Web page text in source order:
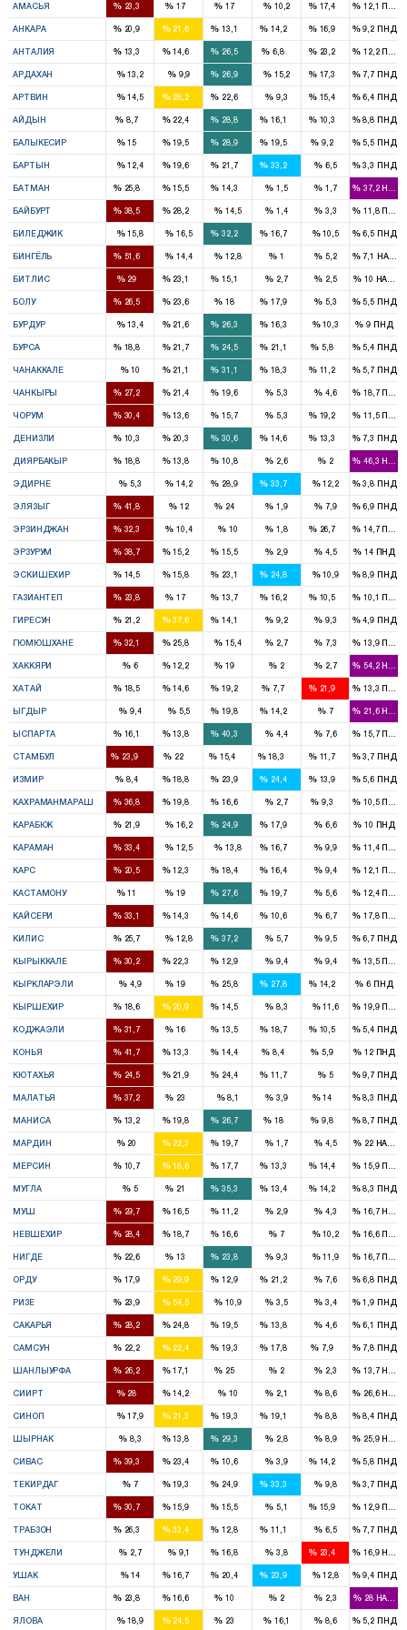
АМАСЬЯ %23,3 % 17 % 17 %10,2 %17,4 %12,1ПНД
АНКАРА %20,9 %21,6 % 13,1 %14,2 %16,9 %9,2 ПНД
АНТАЛИЯ %13,3 %14,6 % 26,5 % 6,8 %23,2 %12,2ПНД
АРДАХАН %13,2 %9,9 % 26,9 %15,2 %17,3 %7,7 ПНД
АРТВИН %14,5 %28,2 % 22,6 % 9,3 %15,4 %6,4 ПНД
АЙДЫН % 8,7 %22,4 % 28,8 %16,1 %10,3 %8,8 ПНД
БАЛЫКЕСИР %15 %19,5 % 28,9 %19,5 % 9,2 %5,5 ПНД
БАРТЫН %12,4 %19,6 % 21,7 %33,2 % 6,5 %3,3 ПНД
БАТМАН %25,8 %15,5 % 14,3 % 1,5 % 1,7 %37,2
БАЙБУРТ %38,5 %28,2 % 14,5 % 1,4 % 3,3 %11,8ПНД
БИЛЕДЖИК %15,8 % 16,5 % 32,2 %16,7 %10,5 %6,5 ПНД
БИНГЁЛЬ %51,6 % 14,4 % 12,8 % 1 % 5,2 %7,1 HADEP
БИТЛИС %29 %23,1 % 15,1 % 2,7 % 2,5 %10 HADEP
БОЛУ %26,5 %23,6 % 18 %17,9 % 5,3 %5,5 ПНД
БУРДУР %13,4 %21,6 % 26,3 %16,3 %10,3 % 9ПНД
БУРСА %18,8 %21,7 % 24,5 %21,1 % 5,8 %5,4 ПНД
ЧАНАККАЛЕ %10 %21,1 % 31,1 %18,3 %11,2 %5,7 ПНД
ЧАНКЫРЫ %27,2 %21,4 % 19,6 % 5,3 % 4,6 %18,7ПНД
ЧОРУМ %30,4 %13,6 % 15,7 % 5,3 %19,2 %11,5ПНД
ДЕНИЗЛИ %10,3 %20,3 % 30,6 %14,6 %13,3 %7,3 ПНД
ДИЯРБАКЫР %18,8 %13,8 % 10,8 % 2,6 %2 %46,3
ЭДИРНЕ % 5,3 % 14,2 % 28,9 %33,7 %12,2 %3,8 ПНД
ЭЛЯЗЫГ %41,8 % 12 % 24 % 1,9 % 7,9 %6,9 ПНД
ЭРЗИНДЖАН %32,3 % 10,4 %10 % 1,8 %26,7 %14,7ПНД
ЭРЗУРУМ %38,7 %15,2 % 15,5 % 2,9 % 4,5 %14 ПНД
ЭСКИШЕХИР %14,5 %15,8 % 23,1 %24,8 %10,9 %8,9 ПНД
ГАЗИАНТЕП %23,8 % 17 % 13,7 %16,2 %10,5 %10,1ПНД
ГИРЕСУН %21,2 %37,6 % 14,1 % 9,2 % 9,3 %4,9 ПНД
ГЮМЮШХАНЕ %32,1 %25,8 % 15,4 % 2,7 % 7,3 %13,9ПНД
ХАККЯРИ %6 %12,2 % 19 % 2 % 2,7 %54,2
ХАТАЙ %18,5 %14,6 % 19,2 % 7,7 %21,9 %13,3ПНД
ЫГДЫР % 9,4 %5,5 % 19,8 %14,2 %7 %21,6
ЫСПАРТА %16,1 %13,8 % 40,3 % 4,4 % 7,6 %15,7ПНД
СТАМБУЛ % 23,9 %22 %15,4 %18,3 %11,7 %3,7 ПНД
ИЗМИР % 8,4 %18,8 % 23,9 %24,4 %13,9 %5,6 ПНД
КАХРАМАНМАРАШ %36,8 %19,8 % 16,6 % 2,7 % 9,3 %10,5ПНД
КАРАБЮК %21,9 % 16,2 % 24,9 %17,9 % 6,6 %10 ПНД
КАРАМАН %33,4 % 12,5 % 13,8 %16,7 % 9,9 %11,4ПНД
КАРС %20,5 %12,3 % 18,4 %16,4 % 9,4 %12,1ПНД
КАСТАМОНУ %11 % 19 % 27,6 %19,7 % 5,6 %12,4ПНД
КАЙСЕРИ %33,1 %14,3 % 14,6 %10,6 % 6,7 %17,8ПНД
КИЛИС %25,7 % 12,8 % 37,2 % 5,7 % 9,5 %6,7 ПНД
КЫРЫККАЛЕ %30,2 %22,3 % 12,9 % 9,4 % 9,4 %13,5ПНД
КЫРКЛАРЭЛИ % 4,9 % 19 % 25,8 %27,8 %14,2 % 6ПНД
КЫРШЕХИР %18,6 %20,9 % 14,5 % 8,3 %11,6 %19,9ПНД
КОДЖАЭЛИ %31,7 % 16 % 13,5 %18,7 %10,5 %5,4 ПНД
КОНЬЯ %41,7 %13,3 % 14,4 % 8,4 % 5,9 %12 ПНД
КЮТАХЬЯ %24,5 %21,9 % 24,4 %11,7 %5 %9,7 ПНД
МАЛАТЬЯ %37,2 % 23 %8,1 % 3,9 %14 %8,3 ПНД
МАНИСА %13,2 %19,8 % 26,7 %18 % 9,8 %8,7 ПНД
МАРДИН %20 %22,3 % 19,7 % 1,7 % 4,5 %22 HADEP
МЕРСИН %10,7 %18,6 % 17,7 %13,3 %14,4 %15,9ПНД
МУГЛА %5 % 21 % 35,3 %13,4 %14,2 %8,3 ПНД
МУШ %29,7 %16,5 % 11,2 % 2,9 % 4,3 %16,7
НЕВШЕХИР %28,4 %18,7 % 16,6 % 7 %10,2 %16,6ПНД
НИГДЕ %22,6 % 13 % 23,8 % 9,3 %11,9 %16,7ПНД
ОРДУ %17,9 %29,9 % 12,9 %21,2 % 7,6 %6,8 ПНД
РИЗЕ %23,9 %54,5 % 10,9 % 3,5 % 3,4 %1,9 ПНД
САКАРЬЯ %28,2 %24,8 % 19,5 %13,8 % 4,6 %6,1 ПНД
САМСУН %22,2 %22,4 % 19,3 %17,8 % 7,9 %7,8 ПНД
ШАНЛЫУРФА %26,2 %17,1 % 25 % 2 % 2,3 %13,7
СИИРТ %28 %14,2 %10 % 2,1 % 8,6 %26,6
СИНОП %17,9 %21,3 % 19,3 %19,1 % 8,8 %8,4 ПНД
ШЫРНАК % 8,3 %13,8 % 29,3 % 2,8 % 8,9 %25,9
СИВАС %39,3 %23,4 % 10,6 % 3,9 %14,2 %5,8 ПНД
ТЕКИРДАГ %7 %19,3 % 24,9 %33,3 % 9,8 %3,7 ПНД
ТОКАТ %30,7 %15,9 % 15,5 % 5,1 %15,9 %12,9ПНД
ТРАБЗОН %26,3 %33,4 % 12,8 %11,1 % 6,5 %7,7 ПНД
ТУНДЖЕЛИ % 2,7 %9,1 % 16,8 % 3,8 %23,4 %16,9
УШАК %14 %16,7 % 20,4 %23,9 %12,8 %9,4 ПНД
ВАН %23,8 %16,6 % 10 % 2 % 2,3 %28 HADEP
ЯЛОВА %18,9 %24,5 % 23 %16,1 % 8,6 %5,2 ПНД